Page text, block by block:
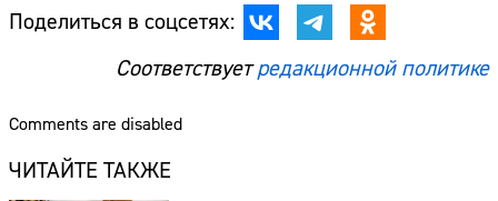
Поделиться в соцсетях:
Соответствуетредакционной политике
Comments are disabled
ЧИТАЙТЕ ТАКЖЕ